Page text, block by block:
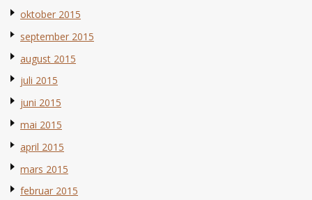
oktober 2015
september 2015
august 2015
juli 2015
juni 2015
mai 2015
april 2015
mars 2015
februar 2015